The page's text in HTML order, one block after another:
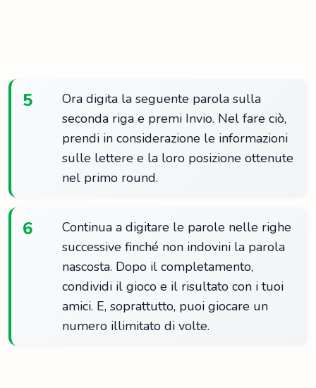
5
Ora digita la seguente parola sulla
seconda riga e premi Invio. Nel fare ciò,
prendi in considerazione le informazioni
sulle lettere e la loro posizione ottenute
nel primo round.
6
Continua a digitare le parole nelle righe
successive finché non indovini la parola
nascosta. Dopo il completamento,
condividi il gioco e il risultato con i tuoi
amici. E, soprattutto, puoi giocare un
numero illimitato di volte.